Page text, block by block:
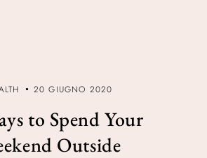
20 GIUGNO 2020
to Spend Your
Outside